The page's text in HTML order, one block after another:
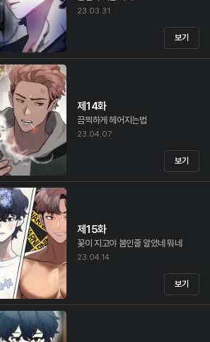
23.03.31
보기
제14화
끔찍하게 헤어지는법
23.04.07
보기
제15화
꽃이 지고야 봄인줄 알았네 뭐네
23.04.14
보기